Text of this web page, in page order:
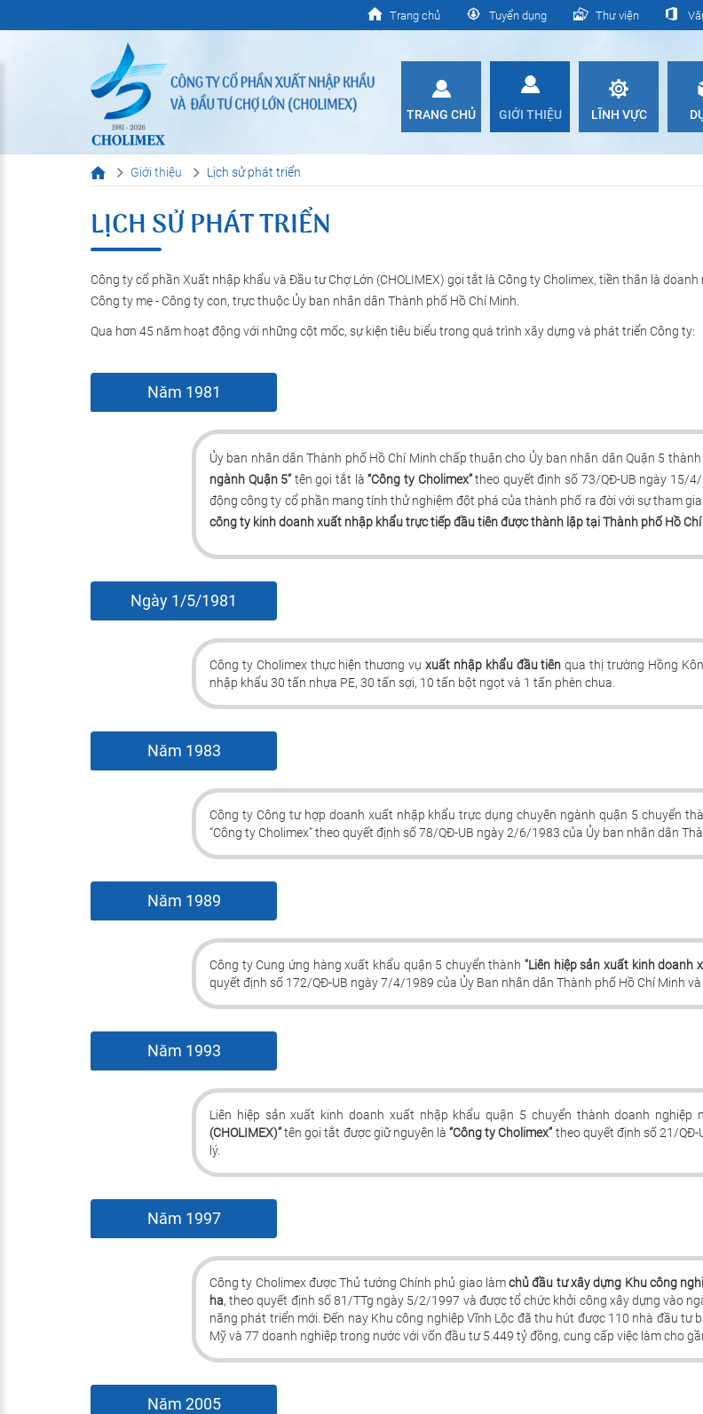
Trang chủ Tuyển dụng Thư viện
TRANG CHỦ GIỚI THIỆU LĨNH VỰC
Giới thiệu Lịch sử phát triển
LỊCH SỬ PHÁT TRIỂN
Công ty cổ phần Xuất nhập khẩu và Đầu tư Chợ Lớn (CHOLIMEX) gọi tắt là Công ty Cholimex, tiền thân là
Công ty mẹ - Công ty con, trực thuộc Ủy ban nhân dân Thành phố Hồ Chí Minh.
Qua hơn 45 năm hoạt động với những cột mốc, sự kiện tiêu biểu trong quá trình xây dựng và phát triển Công ty:
Năm 1981
Ủy ban nhân dân Thành phố Hồ Chí Minh chấp thuận cho Ủy ban nhân dân Quận 5
ngành Quận 5” tên gọi tắt là“Công ty Cholimex”theo quyết định số 73/QĐ-UB ngày 15/
động công ty cổ phần mang tính thử nghiệm đột phá của thành phố ra đời với sự tham
công ty kinh doanh xuất nhập khẩu trực tiếp đầu tiên được thành lập tại Thành phố Hồ
Ngày 1/5/1981
Công ty Cholimex thực hiện thương vụxuất nhập khẩu đầu tiênqua thị trường Hồng
nhập khẩu 30 tấn nhựa PE, 30 tấn sợi, 10 tấn bột ngọt và 1 tấn phèn chua.
Năm 1983
Công ty Công tư hợp doanh xuất nhập khẩu trực dụng chuyên ngành quận 5 chuyển
“Công ty Cholimex” theo quyết định số 78/QĐ-UB ngày 2/6/1983 của Ủy ban nhân dân
Năm 1989
Công ty Cung ứng hàng xuất khẩu quận 5 chuyển thành "Liên hiệp sản xuất kinh doanh
quyết định số 172/QĐ-UB ngày 7/4/1989 của Ủy Ban nhân dân Thành phố Hồ Chí Minh
Năm 1993
Liên hiệp sản xuất kinh doanh xuất nhập khẩu quận 5 chuyển thành doanh nghiệp
(CHOLIMEX)”tên gọi tắt được giữ nguyên là“Công ty Cholimex” theo quyết định số 21/
lý.
Năm 1997
Công ty Cholimex được Thủ tướng Chính phủ giao làmchủ đầu tư xây dựng Khu công
ha, theo quyết định số 81/TTg ngày 5/2/1997 và được tổ chức khởi công xây dựng vào
năng phát triển mới. Đến nay Khu công nghiệp Vĩnh Lộc đã thu hút được 110 nhà đầu
Mỹ và 77 doanh nghiệp trong nước với vốn đầu tư 5.449 tỷ đồng, cung cấp việc làm cho
Năm 2005